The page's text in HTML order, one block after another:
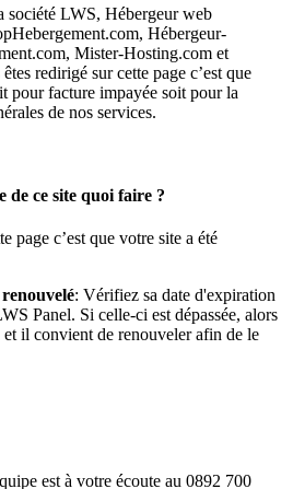
société LWS, Hébergeur web
Hébergeur-
Mister-Hosting.com et
redirigé sur cette page c’est que
pour facture impayée soit pour la
de nos services.
de ce site quoi faire ?
page c’est que votre site a été
: Vérifiez sa date d'expiration
Panel. Si celle-ci est dépassée, alors
et il convient de renouveler afin de le
est à votre écoute au 0892 700